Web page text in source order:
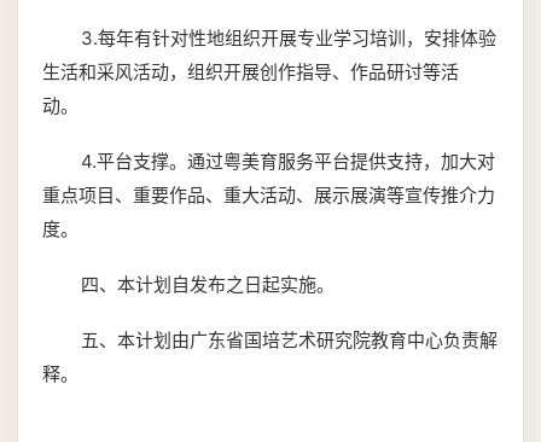
3.每年有针对性地组织开展专业学习培训，安排体验
生活和采风活动，组织开展创作指导、作品研讨等活
动。
4.平台支撑。通过粤美育服务平台提供支持，加大对
重点项目、重要作品、重大活动、展示展演等宣传推介力
度。
四、本计划自发布之日起实施。
五、本计划由广东省国培艺术研究院教育中心负责解
释。